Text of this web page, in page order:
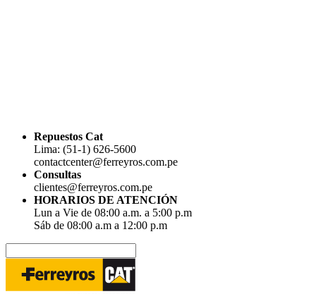
Repuestos Cat
Lima: (51-1) 626-5600
contactcenter@ferreyros.com.pe
Consultas
clientes@ferreyros.com.pe
HORARIOS DE ATENCIÓN
Lun a Vie de 08:00 a.m. a 5:00 p.m
Sáb de 08:00 a.m a 12:00 p.m